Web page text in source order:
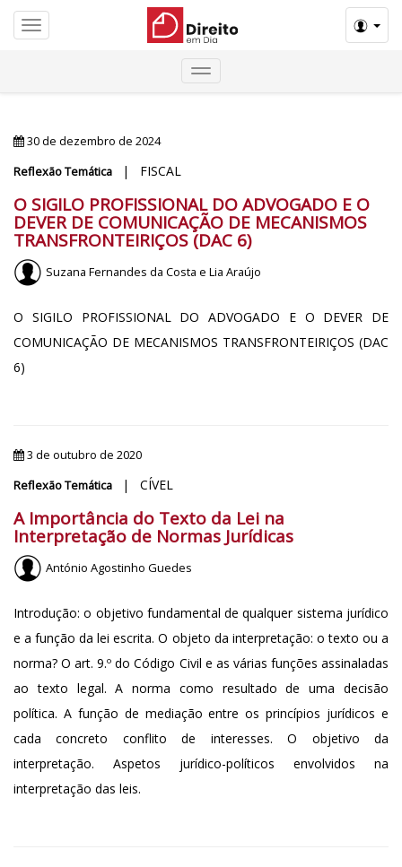
Menú
30 de dezembro de 2024
Reflexão Temática
| FISCAL
O SIGILO PROFISSIONAL DO ADVOGADO E O
DEVER DE COMUNICAÇÃO DE MECANISMOS
TRANSFRONTEIRIÇOS (DAC 6)
Suzana Fernandes da Costa e Lia Araújo
O SIGILO PROFISSIONAL DO ADVOGADO E O DEVER DE
COMUNICAÇÃO DE MECANISMOS TRANSFRONTEIRIÇOS (DAC
6)
3 de outubro de 2020
Reflexão Temática
| CÍVEL
A Importância do Texto da Lei na
Interpretação de Normas Jurídicas
António Agostinho Guedes
Introdução: o objetivo fundamental de qualquer sistema jurídico
e a função da lei escrita. O objeto da interpretação: o texto ou a
norma? O art. 9.º do Código Civil e as várias funções assinaladas
ao texto legal. A norma como resultado de uma decisão
política. A função de mediação entre os princípios jurídicos e
cada concreto conflito de interesses. O objetivo da
interpretação. Aspetos jurídico-políticos envolvidos na
interpretação das leis.